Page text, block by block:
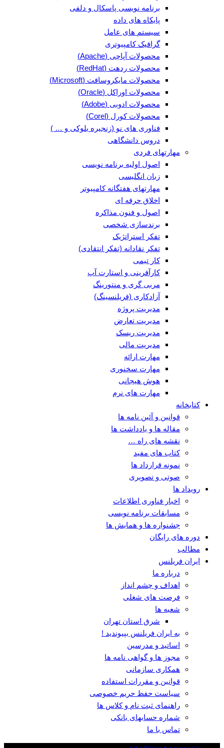
برنامه نویسی پاسکال و دلفی
پایکاه های داده
سیستم های عامل
گرافیک کامپیوتری
محصولات آپاچی (Apache)
محصولات ردهت (RedHat)
محصولات مایکروسافت (Microsoft)
محصولات اوراکل (Oracle)
محصولات ادوبی (Adobe)
محصولات کورل (Corel)
فناوری های نو (زنجیره بلوکی و … )
دروس دانشگاهی
مهارتهای فردی
اصول اولیه برنامه نویسی
زبان انگلیسی
مهارتهای هفتگانه کامپیوتر
اخلاق حرفه ای
اصول و فنون مذاکره
برندسازی شخصی
تفکر استراتژیک
تفکر نقادانه (تفکر انتقادی)
کار تیمی
کارآفرینی و استارت آپ
مربی گری و منتورینگ
آزادکاری (فریلنسینگ)
مدیریت پروژه
مدیریت تعارض
مدیریت ریسک
مدیریت مالی
مهارت ارائه
مهارت سخنوری
هوش هیجانی
مهارت های نرم
کتابخانه
قوانین و آئین نامه ها
مقاله ها و یادداشت ها
نقشه های راه …
کتاب های مفید
نمونه قرارداد ها
صوتی و تصویری
رویداد ها
اخبار فناوری اطلاعات
مسابقات برنامه نویسی
جشنواره ها و همایش ها
دوره های رایگان
مطالب
ایران فریلنس
درباره ما
اهداف و چشم انداز
فرصت های شغلی
شعبه ها
شرق استان تهران
به ایران فریلنس بپیوندید !
اساتید و مدرسین
مجوز ها و گواهی نامه ها
همکاری سازمانی
قوانین و مقررات استفاده
سیاست حفظ حریم خصوصی
راهنمای ثبت نام و کلاس ها
شماره حسابهای بانکی
تماس با ما